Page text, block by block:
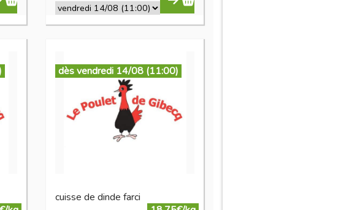
dès vendredi 14/08 (11:00)
cuisse de dinde farci